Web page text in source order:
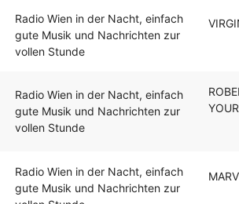
Radio Wien in der Nacht, einfach
gute Musik und Nachrichten zur
vollen Stunde
Radio Wien in der Nacht, einfach
gute Musik und Nachrichten zur
vollen Stunde
Radio Wien in der Nacht, einfach
gute Musik und Nachrichten zur